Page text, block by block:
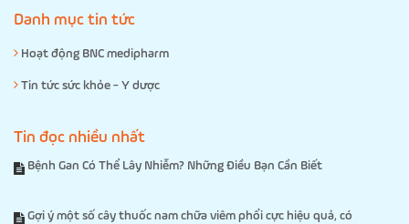
Danh mục tin tức
Hoạt động BNC medipharm
Tin tức sức khỏe - Y dược
Tin đọc nhiều nhất
Bệnh Gan Có Thể Lây Nhiễm? Những Điều Bạn Cần Biết
Gợi ý một số cây thuốc nam chữa viêm phổi cực hiệu quả, có